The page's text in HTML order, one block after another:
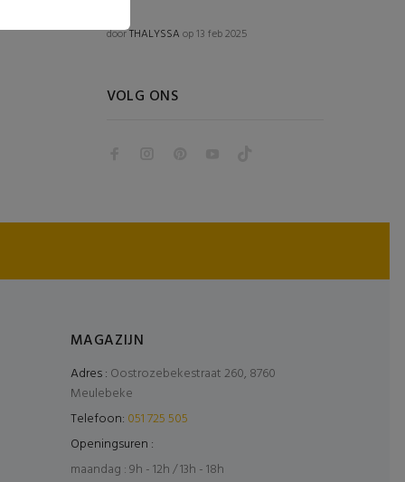
doorTHALYSSA op 13 feb 2025
VOLG ONS
MAGAZIJN
Adres : Oostrozebekestraat 260, 8760
Meulebeke
Telefoon: 051 725 505
Openingsuren :
maandag : 9h - 12h / 13h - 18h